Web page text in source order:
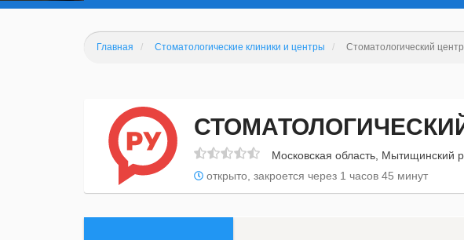
Главная Стоматологические клиники и центры Стоматологический
Московская область,
открыто, закроется через 1 часов 45 минут